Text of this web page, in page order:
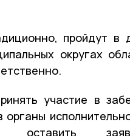
пройдут
округах
участие в
органы
оставить